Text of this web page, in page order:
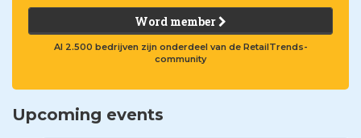
Word member
Al 2.500 bedrijven zijn onderdeel van de RetailTrends-
community
Upcoming events